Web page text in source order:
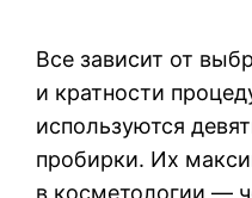
Все зависит от
и кратности
используются
пробирки. Их
в косметологии —